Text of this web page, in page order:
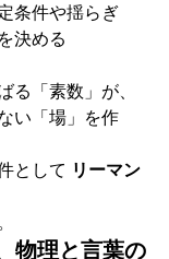
条件や揺らぎ
決める
る「素数」が、
い「場」を作
として リーマン
物理と言葉の